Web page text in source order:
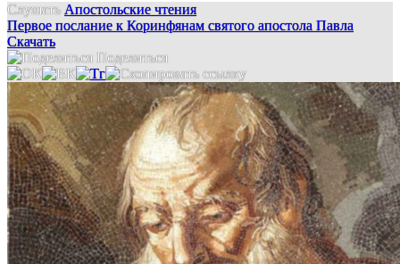
Слушать Апостольские чтения
Первое послание к Коринфянам святого апостола Павла
Скачать
Поделиться